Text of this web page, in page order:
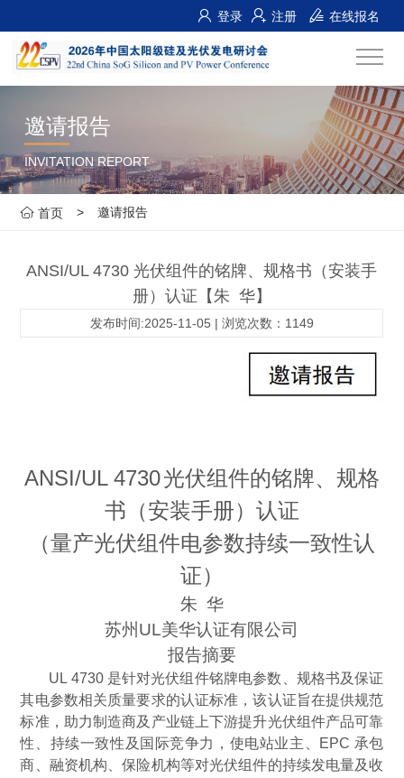
登录 注册 在线报名
邀请报告
INVITATION REPORT
首页 > 邀请报告
ANSI/UL 4730 光伏组件的铭牌、规格书（安装手
册）认证【朱 华】
发布时间:2025-11-05 | 浏览次数：1149
ANSI/UL 4730光伏组件的铭牌、规格
书（安装手册）认证
（量产光伏组件电参数持续一致性认
证）
朱 华
苏州 UL美华认证有限公司
报告摘要
UL 4730 是针对光伏组件铭牌电参数、规格书及保证
其电参数相关质量要求的认证标准，该认证旨在提供规范
标准，助力制造商及产业链上下游提升光伏组件产品可靠
性、持续一致性及国际竞争力，使电站业主、
EPC 承包
商、融资机构、保险机构等对光伏组件的持续发电量及收